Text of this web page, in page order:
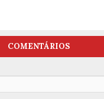
COMENTÁRIOS